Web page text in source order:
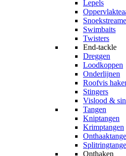
Lepels
Swimbaits
Twisters
End-tackle
Dreggen
Loodkoppen
Onderlijnen
Roofvis
Stingers
Vislood &
Tangen
Kniptangen
Krimptangen
Onthaken